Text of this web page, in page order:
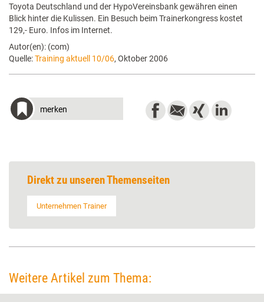
Toyota Deutschland und der HypoVereinsbank gewähren einen
Blick hinter die Kulissen. Ein Besuch beim Trainerkongress kostet
129,- Euro. Infos im Internet.
Autor(en): (com)
Quelle:Training aktuell 10/06, Oktober 2006
merken
Direkt zu unseren Themenseiten
Unternehmen Trainer
Weitere Artikel zum Thema: